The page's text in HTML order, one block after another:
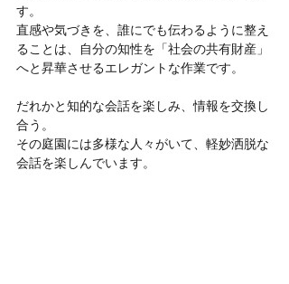
す。
直感や気づきを、誰にでも伝わるように整え
ることは、自分の知性を「社会の共有財産」
へと昇華させるエレガントな作業です。
だれかと知的な会話を楽しみ、情報を交換し
合う。
その庭園には多様な人々がいて、軽妙洒脱な
会話を楽しんでいます。